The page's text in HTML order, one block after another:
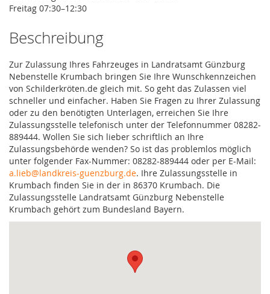
Freitag 07:30–12:30
Beschreibung
Zur Zulassung Ihres Fahrzeuges in Landratsamt Günzburg
Nebenstelle Krumbach bringen Sie Ihre Wunschkennzeichen
von Schilderkröten.de gleich mit. So geht das Zulassen viel
schneller und einfacher. Haben Sie Fragen zu Ihrer Zulassung
oder zu den benötigten Unterlagen, erreichen Sie Ihre
Zulassungsstelle telefonisch unter der Telefonnummer 08282-
889444. Wollen Sie sich lieber schriftlich an Ihre
Zulassungsbehörde wenden? So ist das problemlos möglich
unter folgender Fax-Nummer: 08282-889444 oder per E-Mail:
a.lieb@landkreis-guenzburg.de. Ihre Zulassungsstelle in
Krumbach finden Sie in der in 86370 Krumbach. Die
Zulassungsstelle Landratsamt Günzburg Nebenstelle
Krumbach gehört zum Bundesland Bayern.